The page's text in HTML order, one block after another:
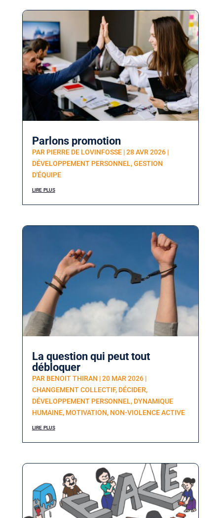
Parlons promotion
PAR PIERRE DE LOVINFOSSE|28 AVR 2026|
DÉVELOPPEMENT PERSONNEL,GESTION
D'ÉQUIPE
lire plus
La question qui peut tout
débloquer
PAR BENOIT THIRAN |20 MAR 2026|
CHANGEMENT COLLECTIF, DÉCIDER,
DÉVELOPPEMENT PERSONNEL, DYNAMIQUE
HUMAINE, MOTIVATION, NON-VIOLENCE ACTIVE
lire plus